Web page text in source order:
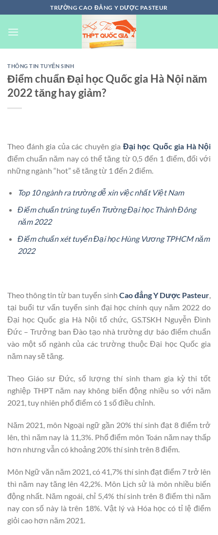
đến
nội
TRƯỜNG CAO ĐẲNG Y DƯỢC PASTEUR
THÔNG TIN TUYỂN SINH
Điểm chuẩn Đại học Quốc gia Hà Nội năm
2022 tăng hay giảm?
Theo đánh gia của các chuyên gia Đại học Quốc gia Hà Nội
điểm chuẩn năm nay có thể tăng từ 0,5 đến 1 điểm, đối với
những ngành “hot” sẽ tăng từ 1 đến 2 điểm.
Top 10 ngành ra trường dễ xin việc nhất Việt Nam
Điểm chuẩn trúng tuyển Trường Đại học Thành Đông
năm 2022
Điểm chuẩn xét tuyển Đại học Hùng Vương TPHCM năm
2022
Theo thông tin từ ban tuyển sinh Cao đẳng Y Dược Pasteur,
tại buổi tư vấn tuyển sinh đại học chính quy năm 2022 do
Đại học Quốc gia Hà Nội tổ chức, GS.TSKH Nguyễn Đình
Đức – Trưởng ban Đào tạo nhà trường dự báo điểm chuẩn
vào một số ngành của các trường thuộc Đại học Quốc gia
năm nay sẽ tăng.
Theo Giáo sư Đức, số lượng thí sinh tham gia kỳ thi tốt
nghiệp THPT năm nay không biến động nhiều so với năm
2021, tuy nhiên phổ điểm có 1 số điều chỉnh.
Năm 2021, môn Ngoại ngữ gần 20% thí sinh đạt 8 điểm trở
lên, thì năm nay là 11,3%. Phổ điểm môn Toán năm nay thấp
hơn nhưng vẫn có khoảng 20% thí sinh trên 8 điểm.
Môn Ngữ văn năm 2021, có 41,7% thí sinh đạt điểm 7 trở lên
thì năm nay tăng lên 42,2%. Môn Lịch sử là môn nhiều biến
động nhất. Năm ngoái, chỉ 5,4% thí sinh trên 8 điểm thì năm
nay con số này là trên 18%. Vật lý và Hóa học có tỉ lệ điểm
giỏi cao hơn năm 2021.